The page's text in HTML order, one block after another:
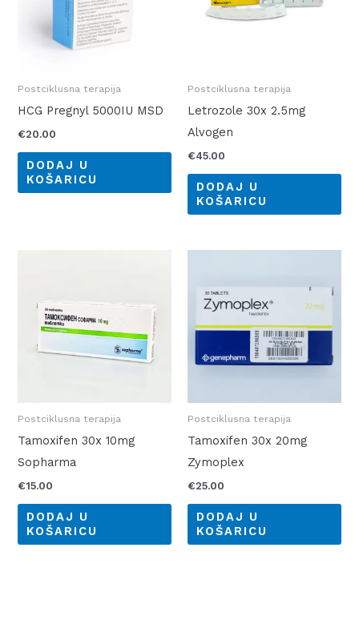
Postciklusna terapija
HCG Pregnyl 5000IU MSD
€20.00
DODAJ U
KOŠARICU
Postciklusna terapija
Letrozole 30x 2.5mg
Alvogen
€45.00
DODAJ U
KOŠARICU
Postciklusna terapija
Tamoxifen 30x 10mg
Sopharma
€15.00
DODAJ U
KOŠARICU
Postciklusna terapija
Tamoxifen 30x 20mg
Zymoplex
€25.00
DODAJ U
KOŠARICU